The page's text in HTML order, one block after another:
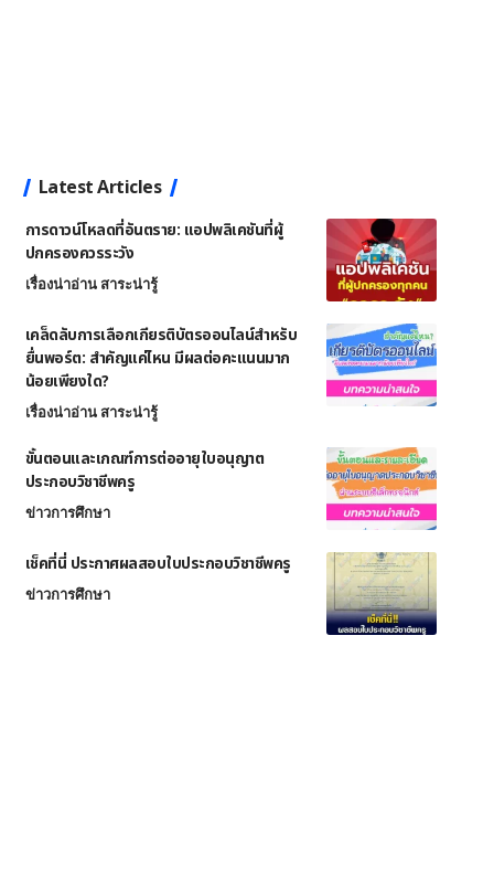
Latest Articles
การดาวน์โหลดที่อันตราย: แอปพลิเคชันที่ผู้
ปกครองควรระวัง
เรื่องน่าอ่าน สาระน่ารู้
เคล็ดลับการเลือกเกียรติบัตรออนไลน์สำหรับ
ยื่นพอร์ต: สำคัญแค่ไหน มีผลต่อคะแนนมาก
น้อยเพียงใด?
เรื่องน่าอ่าน สาระน่ารู้
ขั้นตอนและเกณฑ์การต่ออายุใบอนุญาต
ประกอบวิชาชีพครู
ข่าวการศึกษา
เช็คที่นี่ ประกาศผลสอบใบประกอบวิชาชีพครู
ข่าวการศึกษา